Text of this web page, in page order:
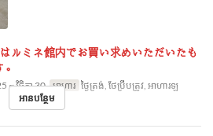
ルミネ館内でお買い求めいただいたも
~ វិច្ឆិកា 30 អាហារ ថ្ងៃត្រង់, ថែប្រឹបត្រូវ, អាហារឡ
អានបន្ថែម